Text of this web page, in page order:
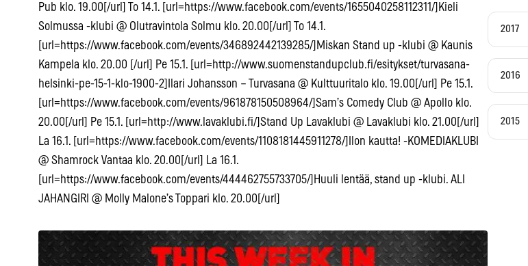
Pub klo. 19.00[/url] To 14.1. [url=https://www.facebook.com/events/1655040258112311/]Kieli
Solmussa -klubi @ Olutravintola Solmu klo. 20.00[/url] To 14.1.
[url=https://www.facebook.com/events/346892442139285/]Miskan Stand up -klubi @ Kaunis
Kampela klo. 20.00 [/url] Pe 15.1. [url=http://www.suomenstandupclub.fi/esitykset/turvasana-
helsinki-pe-15-1-klo-1900-2]Ilari Johansson – Turvasana @ Kulttuuritalo klo. 19.00[/url] Pe 15.1.
[url=https://www.facebook.com/events/961878150508964/]Sam’s Comedy Club @ Apollo klo.
20.00[/url] Pe 15.1. [url=http://www.lavaklubi.fi/]Stand Up Lavaklubi @ Lavaklubi klo. 21.00[/url]
La 16.1. [url=https://www.facebook.com/events/1108181445911278/]Ilon kautta! -KOMEDIAKLUBI
@ Shamrock Vantaa klo. 20.00[/url] La 16.1.
[url=https://www.facebook.com/events/444462755733705/]Huuli lentää, stand up -klubi. ALI
JAHANGIRI @ Molly Malone’s Toppari klo. 20.00[/url]
2017
2016
2015